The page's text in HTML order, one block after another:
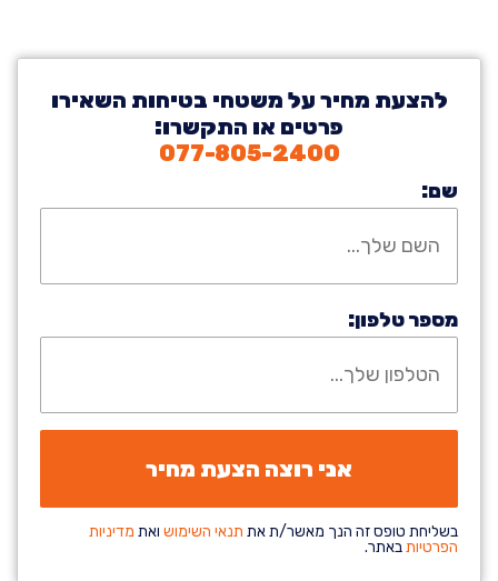
להצעת מחיר על משטחי בטיחות השאירו
פרטים או התקשרו:
077-805-2400
שם:
מספר טלפון:
בשליחת טופס זה הנך מאשר/ת את תנאי השימוש ואת מדיניות
הפרטיותבאתר.